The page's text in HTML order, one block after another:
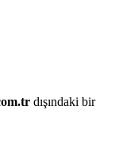
dışındaki bir